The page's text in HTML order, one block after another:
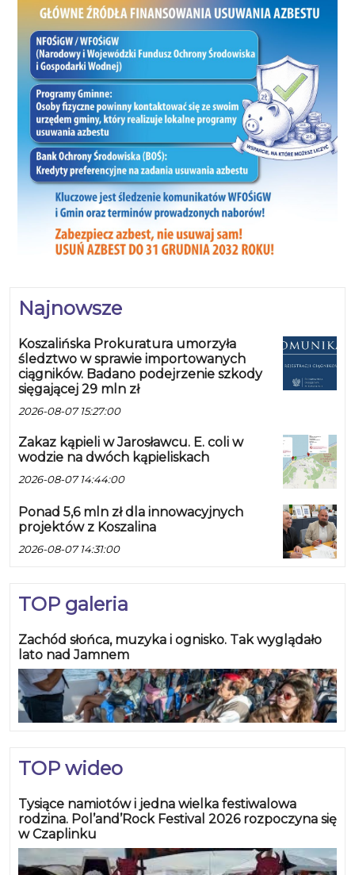
Najnowsze
Koszalińska Prokuratura umorzyła
śledztwo w sprawie importowanych
ciągników. Badano podejrzenie szkody
sięgającej 29 mln zł
2026-08-07 15:27:00
Zakaz kąpieli w Jarosławcu. E. coli w
wodzie na dwóch kąpieliskach
2026-08-07 14:44:00
Ponad 5,6 mln zł dla innowacyjnych
projektów z Koszalina
2026-08-07 14:31:00
TOP galeria
Zachód słońca, muzyka i ognisko. Tak wyglądało
lato nad Jamnem
TOP wideo
Tysiące namiotów i jedna wielka festiwalowa
rodzina. Pol’and’Rock Festival 2026 rozpoczyna się
w Czaplinku